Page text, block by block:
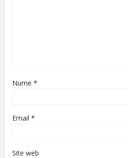
Nume *
Email *
Site web